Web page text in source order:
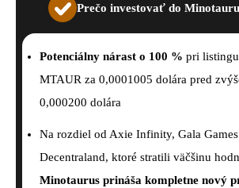
Prečo investovať do
Potenciálny nárast o 100 % pri
MTAUR za 0,0001005 dolára pred
0,000200 dolára
Na rozdiel od Axie Infinity, Gala
Decentraland, ktoré stratili väčšinu
Minotaurus prináša kompletne nový